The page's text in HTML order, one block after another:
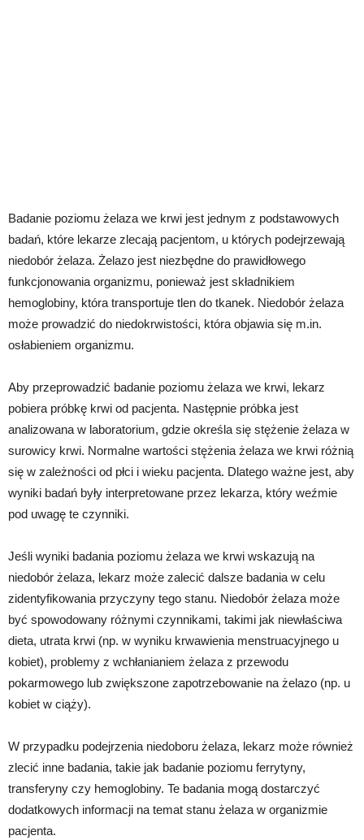
Badanie poziomu żelaza we krwi jest jednym z podstawowych
badań, które lekarze zlecają pacjentom, u których podejrzewają
niedobór żelaza. Żelazo jest niezbędne do prawidłowego
funkcjonowania organizmu, ponieważ jest składnikiem
hemoglobiny, która transportuje tlen do tkanek. Niedobór żelaza
może prowadzić do niedokrwistości, która objawia się m.in.
osłabieniem organizmu.
Aby przeprowadzić badanie poziomu żelaza we krwi, lekarz
pobiera próbkę krwi od pacjenta. Następnie próbka jest
analizowana w laboratorium, gdzie określa się stężenie żelaza w
surowicy krwi. Normalne wartości stężenia żelaza we krwi różnią
się w zależności od płci i wieku pacjenta. Dlatego ważne jest, aby
wyniki badań były interpretowane przez lekarza, który weźmie
pod uwagę te czynniki.
Jeśli wyniki badania poziomu żelaza we krwi wskazują na
niedobór żelaza, lekarz może zalecić dalsze badania w celu
zidentyfikowania przyczyny tego stanu. Niedobór żelaza może
być spowodowany różnymi czynnikami, takimi jak niewłaściwa
dieta, utrata krwi (np. w wyniku krwawienia menstruacyjnego u
kobiet), problemy z wchłanianiem żelaza z przewodu
pokarmowego lub zwiększone zapotrzebowanie na żelazo (np. u
kobiet w ciąży).
W przypadku podejrzenia niedoboru żelaza, lekarz może również
zlecić inne badania, takie jak badanie poziomu ferrytyny,
transferyny czy hemoglobiny. Te badania mogą dostarczyć
dodatkowych informacji na temat stanu żelaza w organizmie
pacjenta.